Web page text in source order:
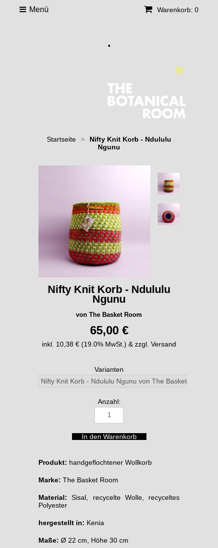
Warenkorb: 0
Menü
.
Startseite >
Nifty Knit Korb - Ndululu
Ngunu
Nifty Knit Korb - Ndululu
Ngunu
von The Basket Room
65,00 €
inkl. 10,38 € (19.0% MwSt.) & zzgl. Versand
Varianten
Anzahl:
Produkt: handgeflochtener Wollkorb
Marke: The Basket Room
Material: Sisal, recycelte Wolle, recyceltes
Polyester
hergestellt in: Kenia
Maße: Ø 22 cm, Höhe 30 cm